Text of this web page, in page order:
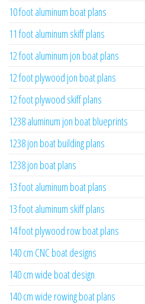
10 foot aluminum boat plans
11 foot aluminum skiff plans
12 foot aluminum jon boat plans
12 foot plywood jon boat plans
12 foot plywood skiff plans
1238 aluminum jon boat blueprints
1238 jon boat building plans
1238 jon boat plans
13 foot aluminum boat plans
13 foot aluminum skiff plans
14 foot plywood row boat plans
140 cm CNC boat designs
140 cm wide boat design
140 cm wide rowing boat plans